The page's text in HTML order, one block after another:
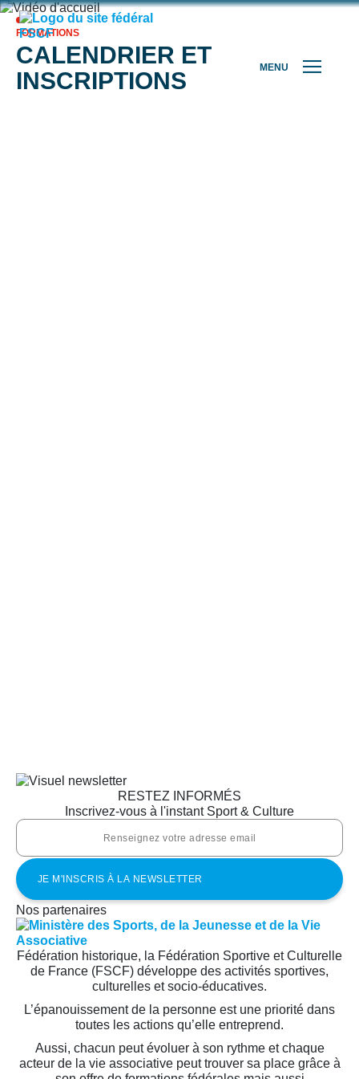
MENU
FORMATIONS
CALENDRIER ET
INSCRIPTIONS
RESTEZ INFORMÉS
Inscrivez-vous à l'instant Sport & Culture
Nos partenaires
Fédération historique, la Fédération Sportive et Culturelle
de France (FSCF) développe des activités sportives,
culturelles et socio-éducatives.
L’épanouissement de la personne est une priorité dans
toutes les actions qu’elle entreprend.
Aussi, chacun peut évoluer à son rythme et chaque
acteur de la vie associative peut trouver sa place grâce à